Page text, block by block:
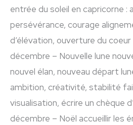
entrée du soleil en capricorne :
persévérance, courage
d’élévation, ouverture du
décembre – Nouvelle lune
nouvel élan, nouveau départ
ambition, créativité, stabilité
visualisation, écrire un chèque
décembre – Noël accueillir les